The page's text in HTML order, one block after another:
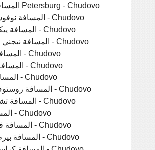
المسافة قديس Petersburg - Chudovo
المسافة نوفوسيبيرسك - Chudovo
المسافة ييكاتيرينبرغ - Chudovo
المسافة نيجني نوفغورود - Chudovo
المسافة سامارا - Chudovo
المسافة أومسك - Chudovo
المسافة قازان - Chudovo
المسافة روستوف-نا-دونو - Chudovo
المسافة تشيليابنسك - Chudovo
المسافة أوفا - Chudovo
المسافة فولغوغراد - Chudovo
المسافة بيرم (روسيا) - Chudovo